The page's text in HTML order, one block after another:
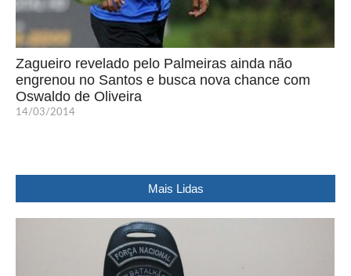
Zagueiro revelado pelo Palmeiras ainda não
engrenou no Santos e busca nova chance com
Oswaldo de Oliveira
14/03/2014
Mais Lidas